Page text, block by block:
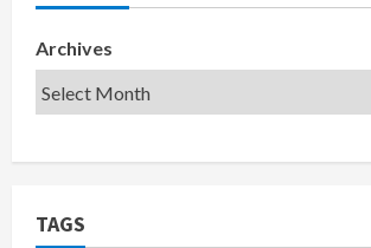
Archives
TAGS